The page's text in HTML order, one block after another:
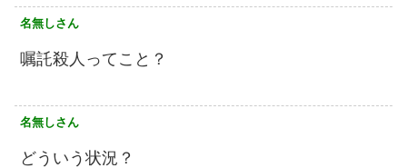
名無しさん
嘱託殺人ってこと？
名無しさん
どういう状況？